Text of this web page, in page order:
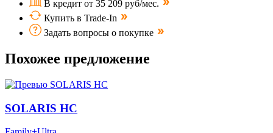
В кредит от 35 209 руб/мес.
Купить в Trade-In
Задать вопросы о покупке
Похожее предложение
SOLARIS HC